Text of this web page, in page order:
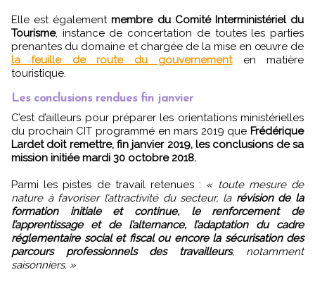
Elle est égalementmembre du Comité Interministériel du
Tourisme, instance de concertation de toutes les parties
prenantes du domaine et chargée de la mise en œuvre de
la feuille de route du gouvernementen matière
touristique.
Les conclusions rendues fin janvier
C’est d’ailleurs pour préparer les orientations ministérielles
du prochain CIT programmé en mars 2019 que Frédérique
Lardet doit remettre, fin janvier 2019, les conclusions de sa
mission initiée mardi 30 octobre 2018.
Parmi les pistes de travail retenues : « toute mesure de
nature à favoriser l’attractivité du secteur, la révision de la
formation initiale et continue, le renforcement de
l’apprentissage et de l’alternance, l’adaptation du cadre
réglementaire social et fiscal ou encore la sécurisation des
parcours professionnels des travailleurs, notamment
saisonniers. »